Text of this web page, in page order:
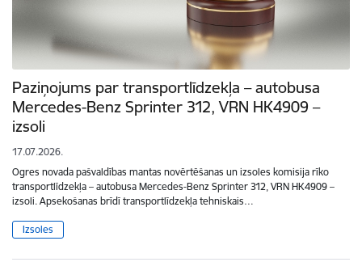
Paziņojums par transportlīdzekļa – autobusa
Mercedes-Benz Sprinter 312, VRN HK4909 –
izsoli
17.07.2026.
Ogres novada pašvaldības mantas novērtēšanas un izsoles komisija rīko
transportlīdzekļa – autobusa Mercedes-Benz Sprinter 312, VRN HK4909 –
izsoli. Apsekošanas brīdī transportlīdzekļa tehniskais…
Izsoles